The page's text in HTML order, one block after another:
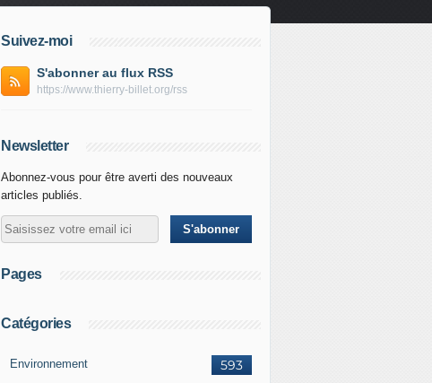
Suivez-moi
S'abonner au flux RSS
https://www.thierry-billet.org/rss
Newsletter
Abonnez-vous pour être averti des nouveaux
articles publiés.
Pages
Catégories
593
Environnement